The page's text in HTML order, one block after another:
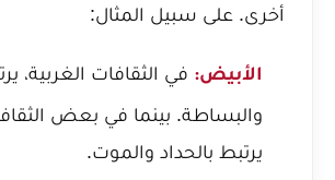
أخرى. على سبيل المثال:
الأبيض: في الثقافات الغربية،
والبساطة. بينما في بعض
يرتبط بالحداد والموت.